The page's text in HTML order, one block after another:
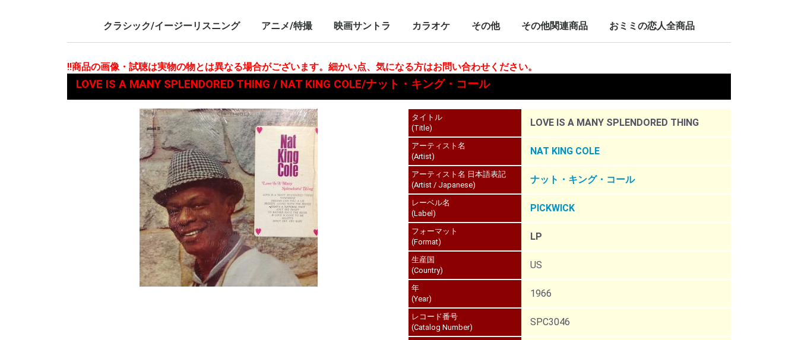
LP/12inch/10inch
7inch LP/12inch/10inch
7inch LP/12inch/10inch
7inch LP/12inch/10inch
7inch LP/12inch/10inch
7inch
クラシック/イージーリスニング アニメ/特撮 映画サントラ カラオケ その他 その他関連商品 おミミの恋人全商品
!!商品の画像・試聴は実物の物とは異なる場合がございます。細かい点、気になる方はお問い合わせください。
LOVE IS A MANY SPLENDORED THING / NAT KING COLE/ナット・キング・コール
タイトル
(Title)
LOVE IS A MANY SPLENDORED THING
アーティスト名
(Artist)
NAT KING COLE
アーティスト名 日本語表記
(Artist / Japanese)
ナット・キング・コール
レーベル名
(Label)
PICKWICK
フォーマット
(Format)
LP
生産国
(Country)
US
年
(Year)
1966
レコード番号
(Catalog Number)
SPC3046